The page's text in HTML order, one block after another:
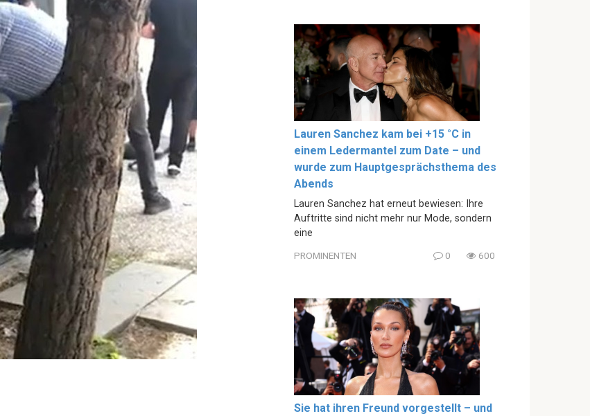
Lauren Sanchez kam bei +15 °C in
einem Ledermantel zum Date – und
wurde zum Hauptgesprächsthema des
Abends
Lauren Sanchez hat erneut bewiesen: Ihre
Auftritte sind nicht mehr nur Mode, sondern
eine
PROMINENTEN 0 600
Sie hat ihren Freund vorgestellt – und